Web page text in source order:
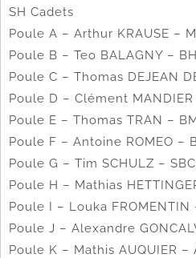
SH Cadets
Poule A – Arthur KRAUSE –
Poule B – Teo BALAGNY –
Poule C – Thomas DEJEAN
Poule D – Clément MANDIER
Poule E – Thomas TRAN –
Poule F – Antoine ROMEO –
Poule G – Tim SCHULZ –
Poule H – Mathias
Poule I – Louka FROMENTIN
Poule J – Alexandre
Poule K – Mathis AUQUIER –